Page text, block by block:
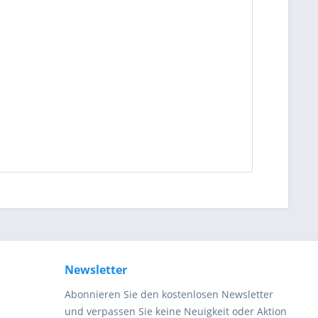
Newsletter
Abonnieren Sie den kostenlosen Newsletter
und verpassen Sie keine Neuigkeit oder Aktion